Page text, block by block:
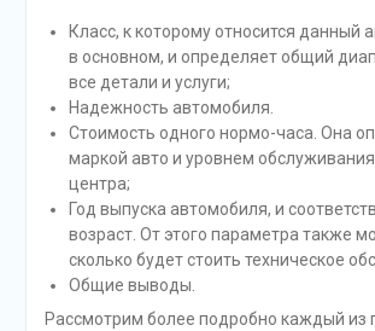
Класс, к которому относится данный
в основном, и определяет общий
все детали и услуги;
Надежность автомобиля.
Стоимость одного нормо-часа. Она
маркой авто и уровнем обслуживания
центра;
Год выпуска автомобиля, и
возраст. От этого параметра также
сколько будет стоить техническое
Общие выводы.
Рассмотрим более подробно каждый из